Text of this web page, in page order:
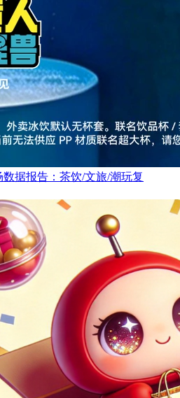
数据报告：茶饮/文旅/潮玩复